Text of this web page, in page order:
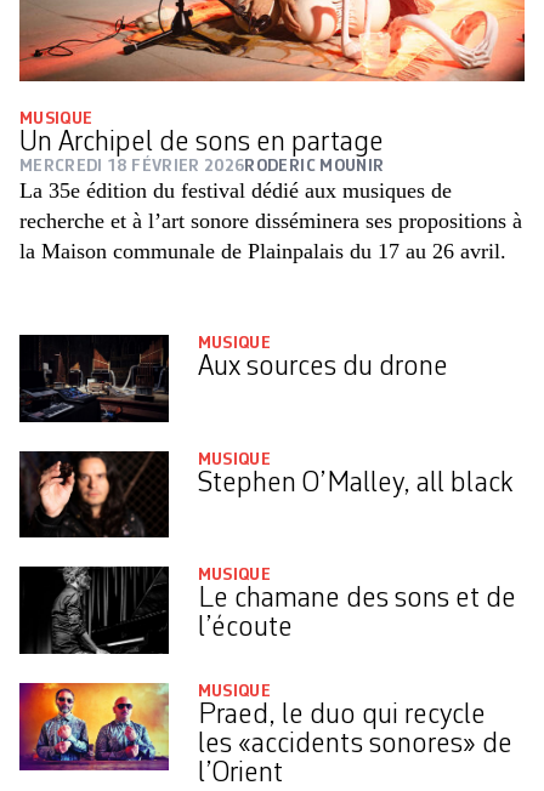
MUSIQUE
Un Archipel de sons en partage
MERCREDI 18 FÉVRIER 2026 RODERIC MOUNIR
La 35e édition du festival ­dédié aux musiques de
recherche et à l’art sonore disséminera ses propositions à
la Maison communale de ­Plainpalais du 17 au 26 avril.
MUSIQUE
Aux sources du drone
MUSIQUE
Stephen O’Malley, all black
MUSIQUE
Le chamane des sons et de
l’écoute
MUSIQUE
Praed, le duo qui recycle
les «accidents sonores» de
l’Orient